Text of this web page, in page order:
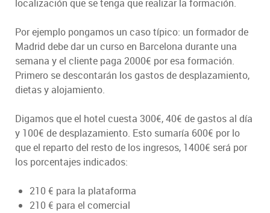
localización que se tenga que realizar la formación.
Por ejemplo pongamos un caso típico: un formador de
Madrid debe dar un curso en Barcelona durante una
semana y el cliente paga 2000€ por esa formación.
Primero se descontarán los gastos de desplazamiento,
dietas y alojamiento.
Digamos que el hotel cuesta 300€, 40€ de gastos al día
y 100€ de desplazamiento. Esto sumaría 600€ por lo
que el reparto del resto de los ingresos, 1400€ será por
los porcentajes indicados:
210 € para la plataforma
210 € para el comercial